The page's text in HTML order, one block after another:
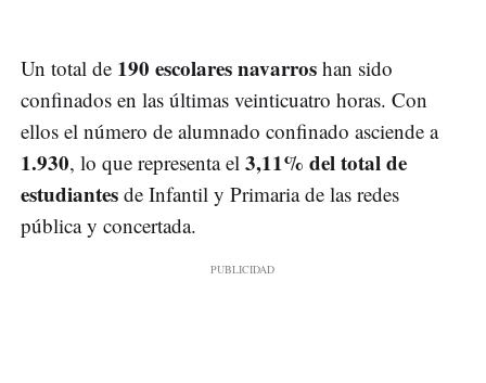
Un total de 190 escolares navarros han sido
confinados en las últimas veinticuatro horas. Con
ellos el número de alumnado confinado asciende a
1.930, lo que representa el 3,11% del total de
estudiantes de Infantil y Primaria de las redes
pública y concertada.